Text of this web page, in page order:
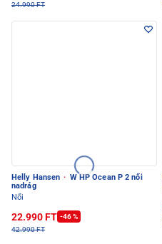
24.990 FT
Helly Hansen · W HP Ocean P 2 női
nadrág
Női
22.990 FT -46 %
42.990 FT